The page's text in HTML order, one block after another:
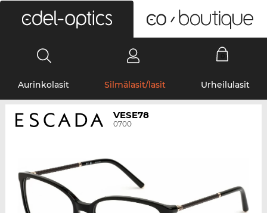
Aurinkolasit Silmälasit/lasit Urheilulasit
VESE78
0700